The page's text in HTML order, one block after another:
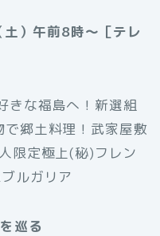
）午前8時～［テレ
きな福島へ！新選組
郷土料理！武家屋敷
限定極上(秘)フレン
ルガリア
巡る